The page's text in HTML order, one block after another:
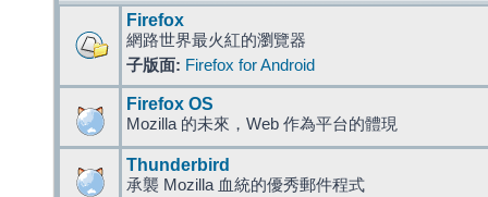
Firefox
網路世界最火紅的瀏覽器
子版面: Firefox for Android
Firefox OS
Mozilla 的未來，Web 作為平台的體現
Thunderbird
承襲 Mozilla 血統的優秀郵件程式